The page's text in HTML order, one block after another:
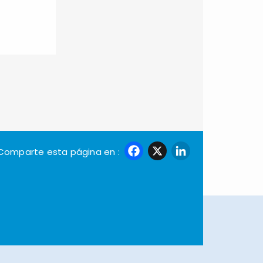
esta página en : Facebook
X